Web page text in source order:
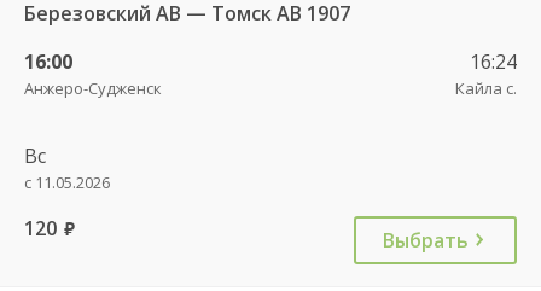
Березовский АВ — Томск АВ 1907
16:00
Анжеро-Судженск
16:24
Кайла с.
Вс
с 11.05.2026
120 руб. Выбрать